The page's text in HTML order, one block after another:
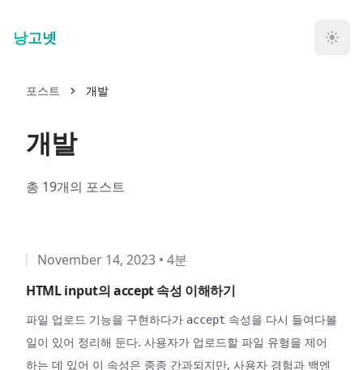
낭고넷
포스트 개발
개발
총 19개의 포스트
November 14, 2023 • 4분
HTML input의 accept 속성 이해하기
파일 업로드 기능을 구현하다가 accept 속성을 다시 들여다볼
일이 있어 정리해 둔다. 사용자가 업로드할 파일 유형을 제어
하는 데 있어 이 속성은 종종 간과되지만, 사용자 경험과 백엔